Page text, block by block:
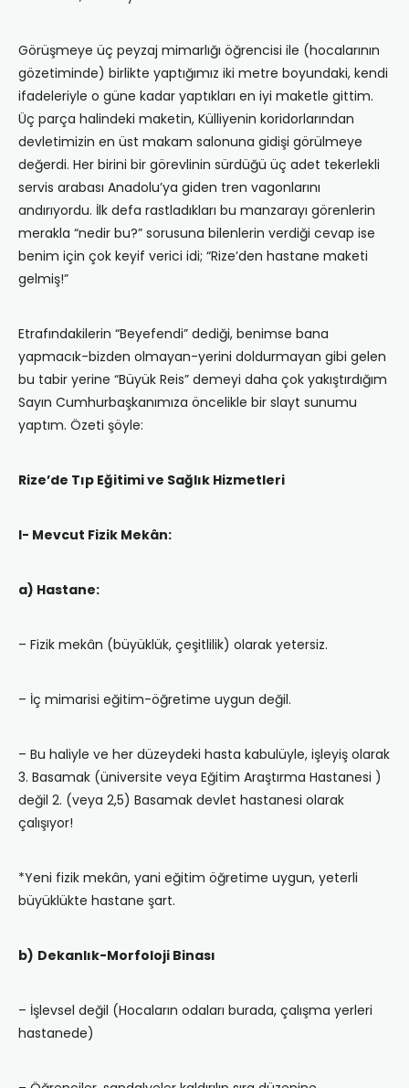
Görüşmeye üç peyzaj mimarlığı öğrencisi ile (hocalarının
gözetiminde) birlikte yaptığımız iki metre boyundaki, kendi
ifadeleriyle o güne kadar yaptıkları en iyi maketle gittim.
Üç parça halindeki maketin, Külliyenin koridorlarından
devletimizin en üst makam salonuna gidişi görülmeye
değerdi. Her birini bir görevlinin sürdüğü üç adet tekerlekli
servis arabası Anadolu’ya giden tren vagonlarını
andırıyordu. İlk defa rastladıkları bu manzarayı görenlerin
merakla “nedir bu?” sorusuna bilenlerin verdiği cevap ise
benim için çok keyif verici idi; “Rize’den hastane maketi
gelmiş!”
Etrafındakilerin “Beyefendi” dediği, benimse bana
yapmacık-bizden olmayan-yerini doldurmayan gibi gelen
bu tabir yerine “Büyük Reis” demeyi daha çok yakıştırdığım
Sayın Cumhurbaşkanımıza öncelikle bir slayt sunumu
yaptım. Özeti şöyle:
Rize’de Tıp Eğitimi ve Sağlık Hizmetleri
I- Mevcut Fizik Mekân:
a) Hastane:
– Fizik mekân (büyüklük, çeşitlilik) olarak yetersiz.
– İç mimarisi eğitim-öğretime uygun değil.
– Bu haliyle ve her düzeydeki hasta kabulüyle, işleyiş olarak
3. Basamak (üniversite veya Eğitim Araştırma Hastanesi )
değil 2. (veya 2,5) Basamak devlet hastanesi olarak
çalışıyor!
*Yeni fizik mekân, yani eğitim öğretime uygun, yeterli
büyüklükte hastane şart.
b) Dekanlık-Morfoloji Binası
– İşlevsel değil (Hocaların odaları burada, çalışma yerleri
hastanede)